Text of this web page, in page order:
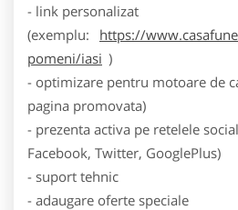
- link personalizat
(exemplu:
https://
pomeni/iasi )
- optimizare pentru motoare de
pagina promovata)
- prezenta activa pe retelele
Facebook, Twitter, GooglePlus)
- suport tehnic
- adaugare oferte speciale